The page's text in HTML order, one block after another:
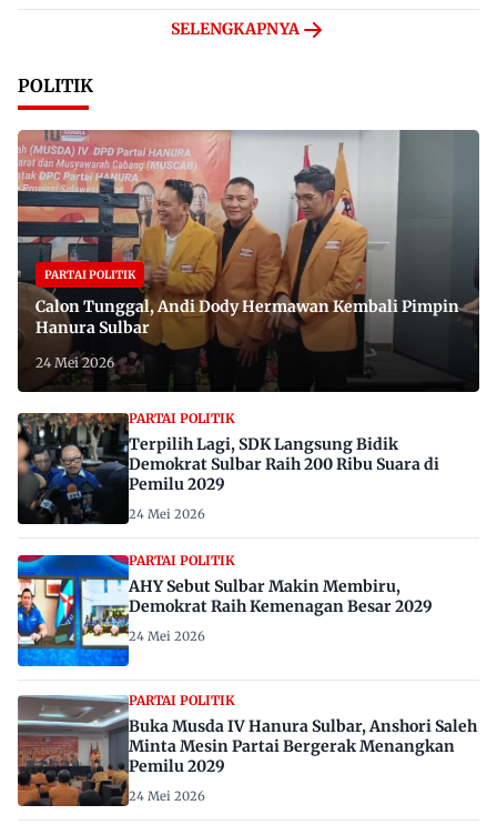
SELENGKAPNYA
POLITIK
PARTAI POLITIK
Calon Tunggal, Andi Dody Hermawan Kembali Pimpin
Hanura Sulbar
24 Mei 2026
PARTAI POLITIK
Terpilih Lagi, SDK Langsung Bidik
Demokrat Sulbar Raih 200 Ribu Suara di
Pemilu 2029
24 Mei 2026
PARTAI POLITIK
AHY Sebut Sulbar Makin Membiru,
Demokrat Raih Kemenagan Besar 2029
24 Mei 2026
PARTAI POLITIK
Buka Musda IV Hanura Sulbar, Anshori Saleh
Minta Mesin Partai Bergerak Menangkan
Pemilu 2029
24 Mei 2026